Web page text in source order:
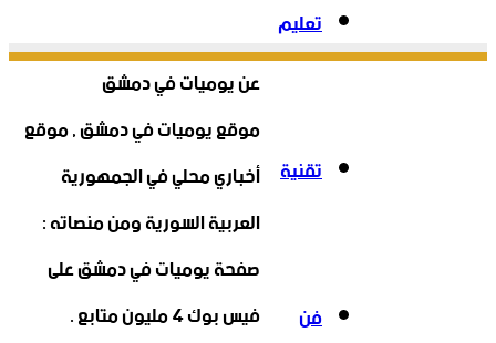
تعليم
تقنية
فن
عن يوميات في دمشق
موقع يوميات في دمشق , موقع
أخباري محلي في الجمهورية
العربية السورية ومن منصاته :
صفحة يوميات في دمشق على
فيس بوك 4 مليون متابع .